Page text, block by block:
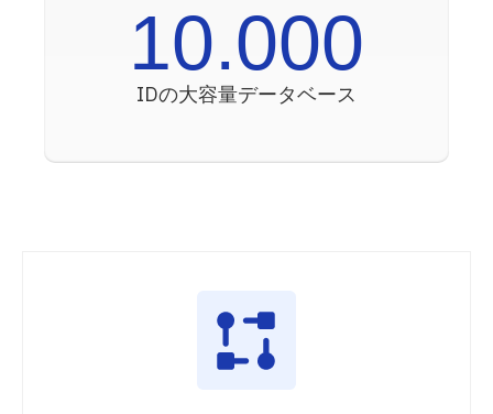
10.000
IDの大容量データベース